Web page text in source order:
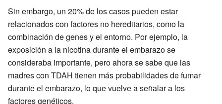
Sin embargo, un 20% de los casos pueden estar
relacionados con factores no hereditarios, como la
combinación de genes y el entorno. Por ejemplo, la
exposición a la nicotina durante el embarazo se
consideraba importante, pero ahora se sabe que las
madres con TDAH tienen más probabilidades de fumar
durante el embarazo, lo que vuelve a señalar a los
factores genéticos.